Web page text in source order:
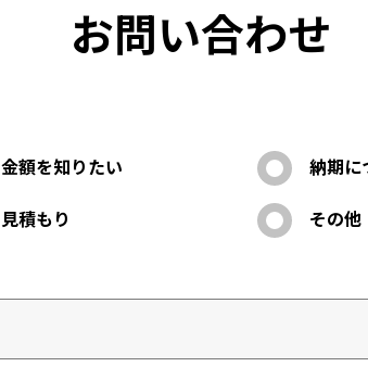
お問い合わせ
金額を知りたい
納期に
見積もり
その他